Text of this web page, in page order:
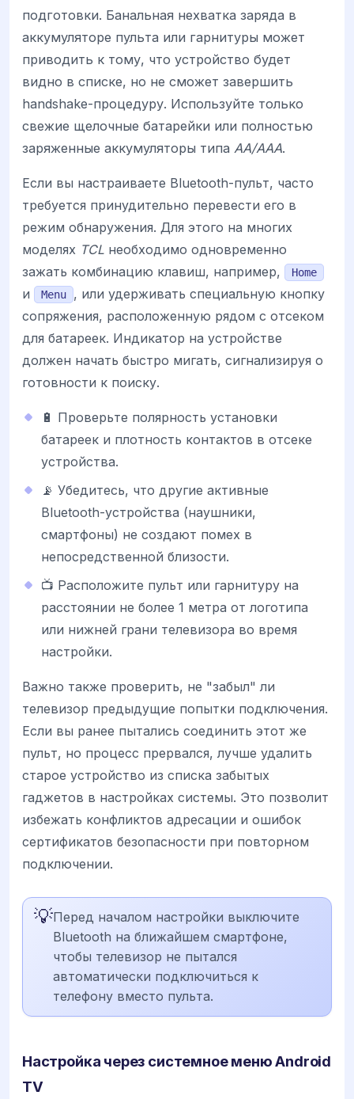
подготовки. Банальная нехватка заряда в
аккумуляторе пульта или гарнитуры может
приводить к тому, что устройство будет
видно в списке, но не сможет завершить
handshake-процедуру. Используйте только
свежие щелочные батарейки или полностью
заряженные аккумуляторы типа AA/AAA.
Если вы настраиваете Bluetooth-пульт, часто
требуется принудительно перевести его в
режим обнаружения. Для этого на многих
моделях TCL необходимо одновременно
зажать комбинацию клавиш, например,
Home
и Menu
, или удерживать специальную кнопку
сопряжения, расположенную рядом с отсеком
для батареек. Индикатор на устройстве
должен начать быстро мигать, сигнализируя о
готовности к поиску.
🔋 Проверьте полярность установки
батареек и плотность контактов в отсеке
устройства.
📡 Убедитесь, что другие активные
Bluetooth-устройства (наушники,
смартфоны) не создают помех в
непосредственной близости.
📺 Расположите пульт или гарнитуру на
расстоянии не более 1 метра от логотипа
или нижней грани телевизора во время
настройки.
Важно также проверить, не "забыл" ли
телевизор предыдущие попытки подключения.
Если вы ранее пытались соединить этот же
пульт, но процесс прервался, лучше удалить
старое устройство из списка забытых
гаджетов в настройках системы. Это позволит
избежать конфликтов адресации и ошибок
сертификатов безопасности при повторном
подключении.
💡Перед началом настройки выключите
Bluetooth на ближайшем смартфоне,
чтобы телевизор не пытался
автоматически подключиться к
телефону вместо пульта.
Настройка через системное меню Android
TV